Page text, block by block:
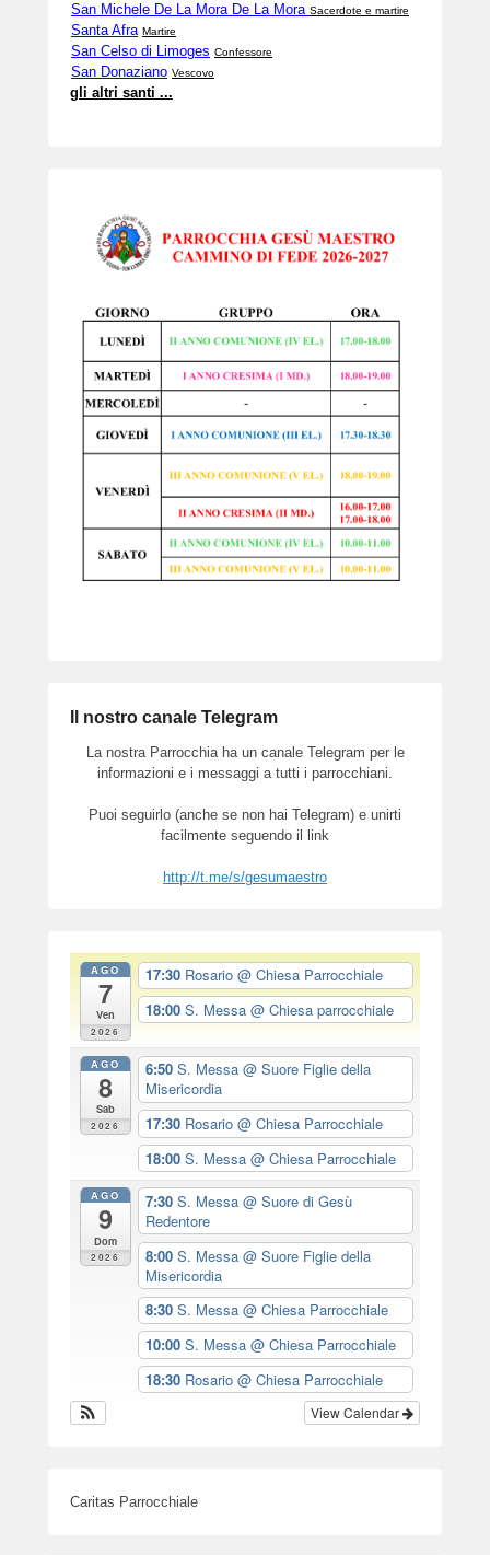
San Michele De La Mora De La Mora Sacerdote e martire
Santa Afra Martire
San Celso di Limoges Confessore
San Donaziano Vescovo
gli altri santi ...
Il nostro canale Telegram
La nostra Parrocchia ha un canale Telegram per le
informazioni e i messaggi a tutti i parrocchiani.
Puoi seguirlo (anche se non hai Telegram) e unirti
facilmente seguendo il link
http://t.me/s/gesumaestro
AGO
7
Ven
2026
17:30 Rosario @ Chiesa Parrocchiale
18:00 S. Messa @ Chiesa parrocchiale
AGO
8
Sab
2026
6:50 S. Messa @ Suore Figlie della
Misericordia
17:30 Rosario @ Chiesa Parrocchiale
18:00 S. Messa @ Chiesa Parrocchiale
AGO
9
Dom
2026
7:30 S. Messa @ Suore di Gesù
Redentore
8:00 S. Messa @ Suore Figlie della
Misericordia
8:30 S. Messa @ Chiesa Parrocchiale
10:00 S. Messa @ Chiesa Parrocchiale
18:30 Rosario @ Chiesa Parrocchiale
View Calendar
Caritas Parrocchiale